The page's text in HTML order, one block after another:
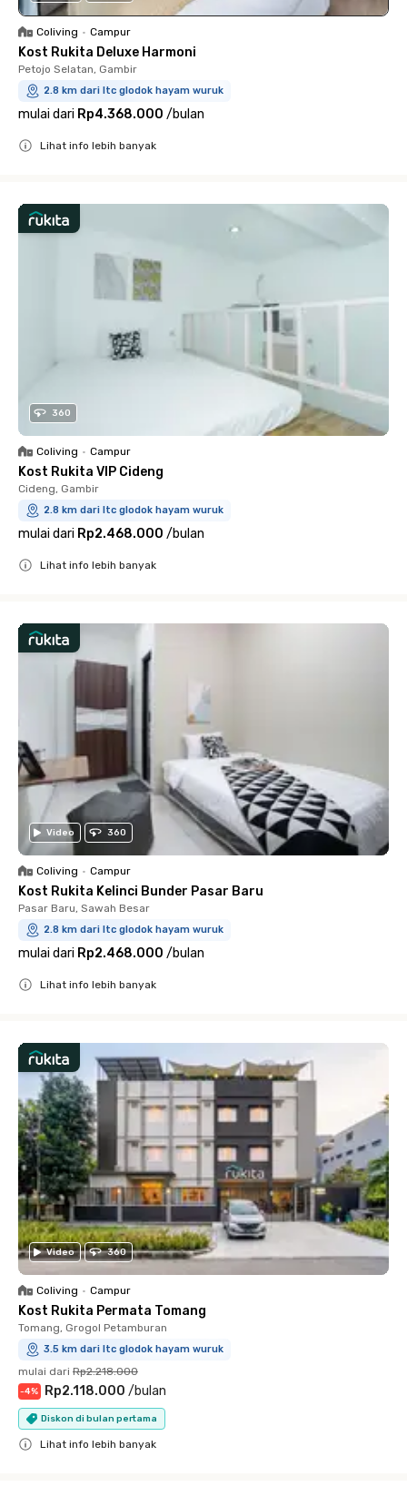
Coliving • Campur
Kost Rukita Deluxe Harmoni
Petojo Selatan, Gambir
2.8 km dari ltc glodok hayam wuruk
mulai dari Rp4.368.000 /bulan
Lihat info lebih banyak
360
Coliving • Campur
Kost Rukita VIP Cideng
Cideng, Gambir
2.8 km dari ltc glodok hayam wuruk
mulai dari Rp2.468.000 /bulan
Lihat info lebih banyak
Video 360
Coliving • Campur
Kost Rukita Kelinci Bunder Pasar Baru
Pasar Baru, Sawah Besar
2.8 km dari ltc glodok hayam wuruk
mulai dari Rp2.468.000 /bulan
Lihat info lebih banyak
Video 360
Coliving • Campur
Kost Rukita Permata Tomang
Tomang, Grogol Petamburan
3.5 km dari ltc glodok hayam wuruk
mulai dari Rp2.218.000
-4% Rp2.118.000 /bulan
Diskon di bulan pertama
Lihat info lebih banyak